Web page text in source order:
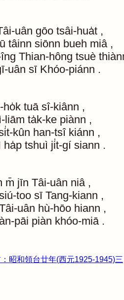
uân gōo tsâi-hua̍t ,
ū tâinn siōnn bueh miâ ,
Thian-hông tsuè
uân sī Khóo-piánn .
ho̍k tuā sî-kiânn ,
liām ta̍k-ke piànn ,
kûn han-tsî kiánn ,
ha̍p tshuì ji̍t-gí siann .
m̄ jīn Tâi-uân niâ ,
too sī Tang-kiann ,
uân hù-hōo hiann ,
pāi piàn khóo-miā .
昭和領台廿年(西元1925-1945)三